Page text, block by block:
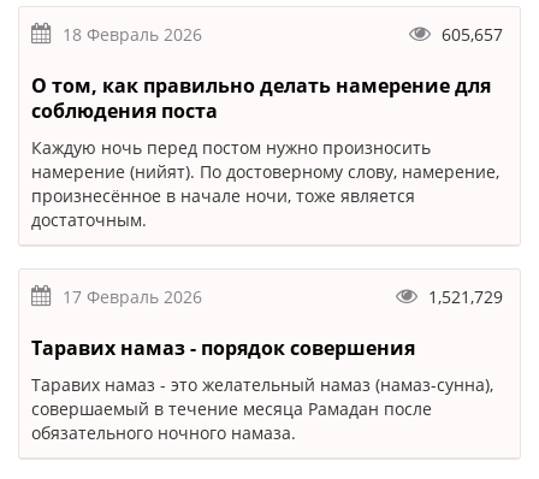
18 Февраль 2026 605,657
О том, как правильно делать намерение для
соблюдения поста
Каждую ночь перед постом нужно произносить
намерение (нийят). По достоверному слову, намерение,
произнесённое в начале ночи, тоже является
достаточным.
17 Февраль 2026 1,521,729
Таравих намаз - порядок совершения
Таравих намаз - это желательный намаз (намаз-сунна),
совершаемый в течение месяца Рамадан после
обязательного ночного намаза.